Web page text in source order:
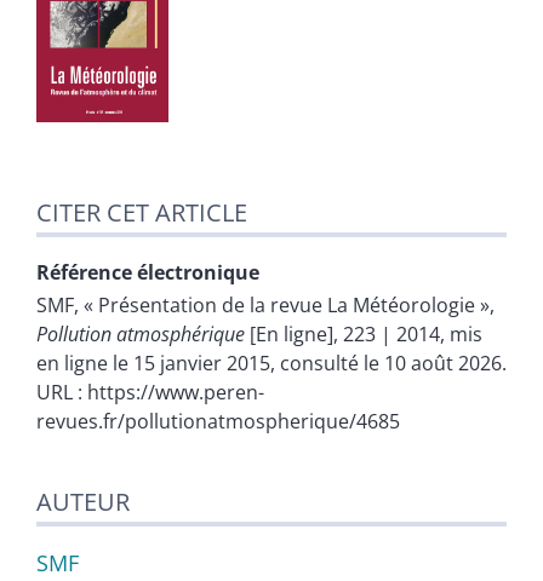
CITER CET ARTICLE
Référence électronique
SMF, « Présentation de la revue La Météorologie »,
Pollution atmosphérique [En ligne], 223 | 2014, mis
en ligne le 15 janvier 2015, consulté le 10 août 2026.
URL : https://www.peren-
revues.fr/pollutionatmospherique/4685
AUTEUR
SMF